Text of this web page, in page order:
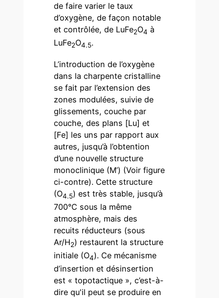
de faire varier le taux
d’oxygène, de façon notable
et contrôlée, de LuFe2O4 à
LuFe2O4.5.
L’introduction de l’oxygène
dans la charpente cristalline
se fait par l’extension des
zones modulées, suivie de
glissements, couche par
couche, des plans [Lu] et
[Fe] les uns par rapport aux
autres, jusqu’à l’obtention
d’une nouvelle structure
monoclinique (M’) (Voir figure
ci-contre). Cette structure
(O4.5) est très stable, jusqu’à
700°C sous la même
atmosphère, mais des
recuits réducteurs (sous
Ar/H2) restaurent la structure
initiale (O4). Ce mécanisme
d’insertion et désinsertion
est « topotactique », c’est-à-
dire qu'il peut se produire en